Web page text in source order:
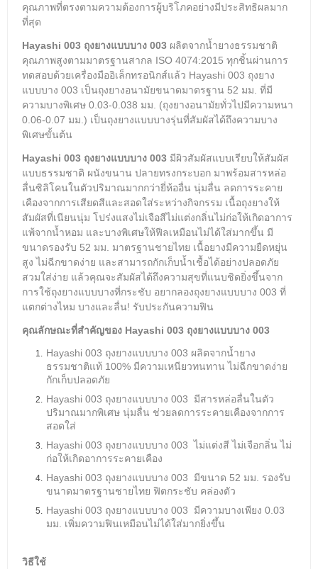
คุณภาพที่ตรงตามความต้องการผู้บริโภคอย่างมีประสิทธิผลมาก
ที่สุด
Hayashi 003 ถุงยางแบบบาง 003 ผลิตจากน้ำยางธรรมชาติ
คุณภาพสูงตามมาตรฐานสากล ISO 4074:2015 ทุกชิ้นผ่านการ
ทดสอบด้วยเครื่องมืออิเล็กทรอนิกส์แล้ว Hayashi 003 ถุงยาง
แบบบาง 003 เป็นถุงยางอนามัยขนาดมาตรฐาน 52 มม. ที่มี
ความบางพิเศษ 0.03-0.038 มม. (ถุงยางอนามัยทั่วไปมีความหนา
0.06-0.07 มม.) เป็นถุงยางแบบบางรุ่นที่สัมผัสได้ถึงความบาง
พิเศษขั้นต้น
Hayashi 003 ถุงยางแบบบาง 003 มีผิวสัมผัสแบบเรียบให้สัมผัส
แบบธรรมชาติ ผนังขนาน ปลายทรงกระบอก มาพร้อมสารหล่อ
ลื่นซิลิโคนในตัวปริมาณมากกว่ายี่ห้ออื่น นุ่มลื่น ลดการระคาย
เคืองจากการเสียดสีและสอดใส่ระหว่างกิจกรรม เนื้อถุงยางให้
สัมผัสที่เนียนนุ่ม โปร่งแสงไม่เจือสีไม่แต่งกลิ่นไม่ก่อให้เกิดอาการ
แพ้จากน้ำหอม และบางพิเศษให้ฟีลเหมือนไม่ได้ใส่มากขึ้น มี
ขนาดรองรับ 52 มม. มาตรฐานชายไทย เนื้อยางมีความยืดหยุ่น
สูง ไม่ฉีกขาดง่าย และสามารถกักเก็บน้ำเชื้อได้อย่างปลอดภัย
สวมใส่ง่าย แล้วคุณจะสัมผัสได้ถึงความสุขที่แนบชิดยิ่งขึ้นจาก
การใช้ถุงยางแบบบางที่กระชับ อยากลองถุงยางแบบบาง 003 ที่
แตกต่างไหม บางและลื่น! รับประกันความฟิน
คุณลักษณะที่สำคัญของ Hayashi 003 ถุงยางแบบบาง 003
Hayashi 003 ถุงยางแบบบาง 003 ผลิตจากน้ำยาง
ธรรมชาติแท้ 100% มีความเหนียวทนทาน ไม่ฉีกขาดง่าย
กักเก็บปลอดภัย
Hayashi 003 ถุงยางแบบบาง 003 มีสารหล่อลื่นในตัว
ปริมาณมากพิเศษ นุ่มลื่น ช่วยลดการระคายเคืองจากการ
สอดใส่
Hayashi 003 ถุงยางแบบบาง 003 ไม่แต่งสี ไม่เจือกลิ่น ไม่
ก่อให้เกิดอาการระคายเคือง
Hayashi 003 ถุงยางแบบบาง 003 มีขนาด 52 มม. รองรับ
ขนาดมาตรฐานชายไทย ฟิตกระชับ คล่องตัว
Hayashi 003 ถุงยางแบบบาง 003 มีความบางเพียง 0.03
มม. เพิ่มความฟินเหมือนไม่ได้ใส่มากยิ่งขึ้น
วิธีใช้